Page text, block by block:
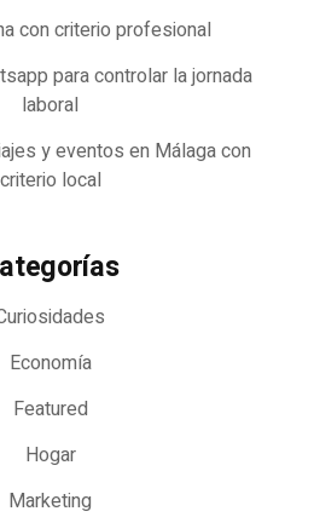
con criterio profesional
para controlar la jornada
laboral
y eventos en Málaga con
criterio local
Economía
Featured
Hogar
Marketing